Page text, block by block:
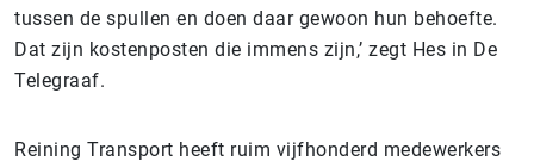
tussen de spullen en doen daar gewoon hun behoefte.
Dat zijn kostenposten die immens zijn,’ zegt Hes in De
Telegraaf.
Reining Transport heeft ruim vijfhonderd medewerkers